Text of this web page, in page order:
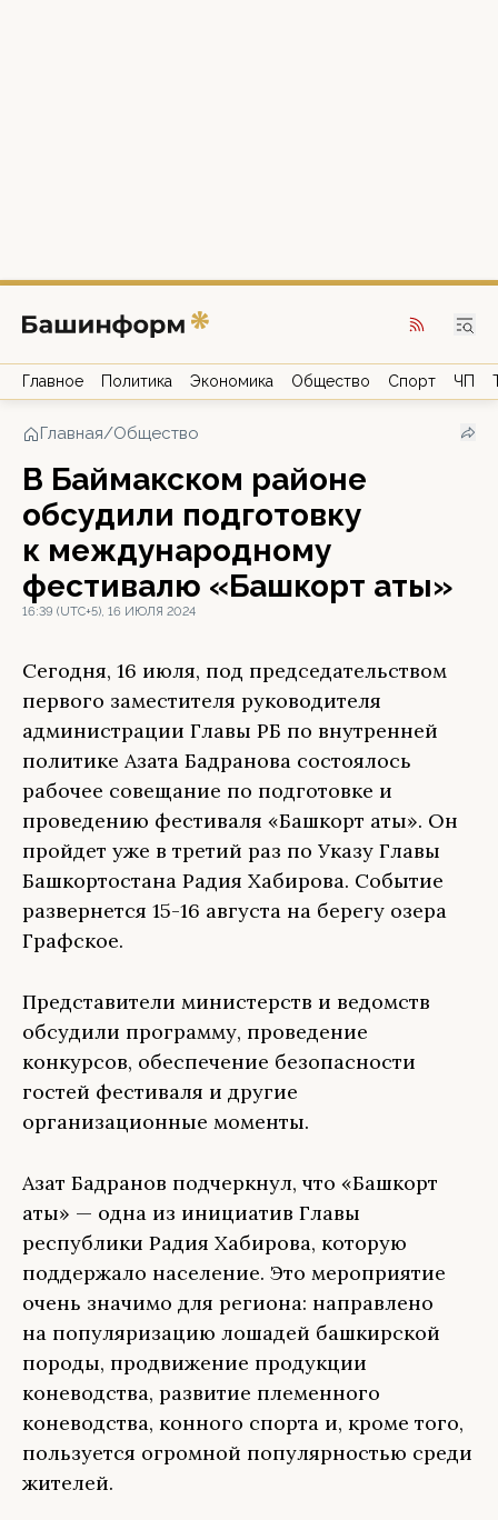
Главное Политика Экономика Общество Спорт ЧП
Главная/Общество
В Баймакском районе
обсудили подготовку
к международному
фестивалю «Башкорт аты»
16:39 (UTC+5), 16 ИЮЛЯ 2024
Сегодня, 16 июля, под председательством
первого заместителя руководителя
администрации Главы РБ по внутренней
политике Азата Бадранова состоялось
рабочее совещание по подготовке и
проведению фестиваля «Башкорт аты». Он
пройдет уже в третий раз по Указу Главы
Башкортостана Радия Хабирова. Событие
развернется 15-16 августа на берегу озера
Графское.
Представители министерств и ведомств
обсудили программу, проведение
конкурсов, обеспечение безопасности
гостей фестиваля и другие
организационные моменты.
Азат Бадранов подчеркнул, что «Башкорт
аты» — одна из инициатив Главы
республики Радия Хабирова, которую
поддержало население. Это мероприятие
очень значимо для региона: направлено
на популяризацию лошадей башкирской
породы, продвижение продукции
коневодства, развитие племенного
коневодства, конного спорта и, кроме того,
пользуется огромной популярностью среди
жителей.